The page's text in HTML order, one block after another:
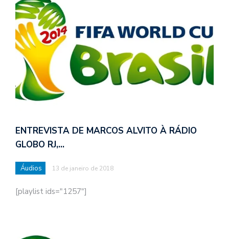
ENTREVISTA DE MARCOS ALVITO À RÁDIO
GLOBO RJ,…
Áudios 13 de janeiro de 2018
[playlist ids="1257"]